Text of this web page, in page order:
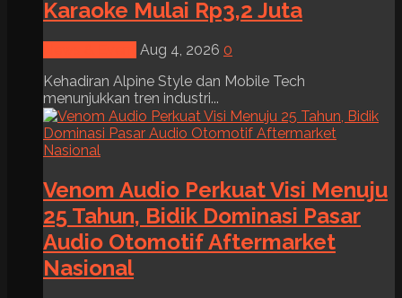
Karaoke Mulai Rp3,2 Juta
Aug 4, 2026 0
Kehadiran Alpine Style dan Mobile Tech
menunjukkan tren industri...
Venom Audio Perkuat Visi Menuju
25 Tahun, Bidik Dominasi Pasar
Audio Otomotif Aftermarket
Nasional